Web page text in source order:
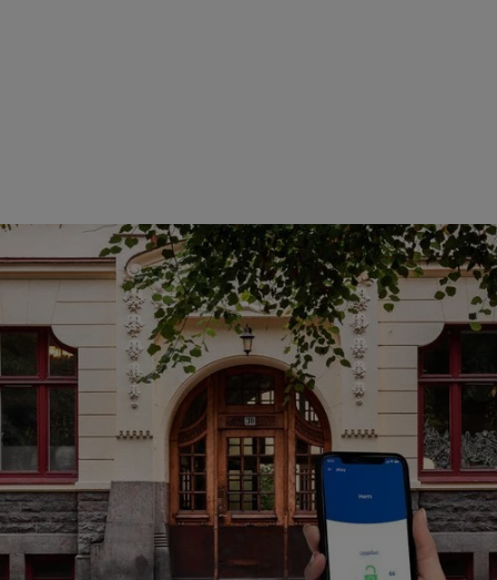
Et perfekt match til
lejlighedsbygninger
DKey er særligt velegnet til lejlighedsbygninger og
boligfællesskaber. Da den digitale funktionalitet er
skjult i låsehuset, kan du opretholde et ensartet
udseende på alle døre. Som regel kan du også
beholde de samme cylindre og nøgler som før — og i